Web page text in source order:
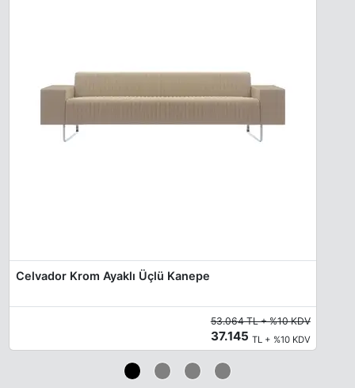
Celvador Krom Ayaklı Üçlü Kanepe
53.064 TL + %10 KDV
37.145 TL + %10 KDV